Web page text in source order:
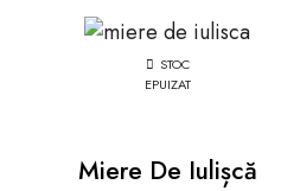
STOC
EPUIZAT
Miere De Iulișcă